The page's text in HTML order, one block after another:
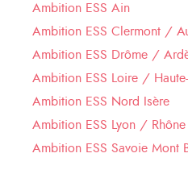
Ambition ESS Ain
Ambition ESS Clermont /
Ambition ESS Drôme /
Ambition ESS Loire /
Ambition ESS Nord Isère
Ambition ESS Lyon / Rhône
Ambition ESS Savoie Mont